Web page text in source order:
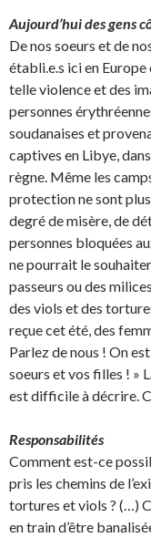
Aujourd’hui des gens
De nos soeurs et de
établi.e.s ici en Europe
telle violence et des
personnes
soudanaises et
captives en Libye,
règne. Même les
protection ne sont
degré de misère, de
personnes bloquées
ne pourrait le
passeurs ou des
des viols et des
reçue cet été, des
Parlez de nous ! On
soeurs et vos filles ! »
est difficile à décrire.
Responsabilités
Comment est-ce
pris les chemins de
tortures et viols ? (…)
en train d’être